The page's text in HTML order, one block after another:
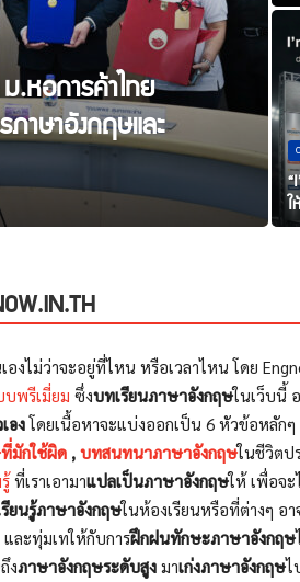
.หอการค้าไทย
าษาอังกฤษและ
องไม่ว่าจะอยู่ที่ไหน หรือเวลาไหน โดย
พรีเมี่ยม ซึ่งบทเรียนภาษาอังกฤษในเว็บนี้
อง โดยเนื้อหาจะแบ่งออกเป็น 6 หัวข้อหลักๆ
มักใช้ผิด , บทสนทนาภาษาอังกฤษในชีวิตป
ที่เราเอามาแปลเป็นภาษาอังกฤษให้ เพื่อจ
รียนรู้ภาษาอังกฤษในห้องเรียนหรือที่ต่างๆ อ
ละทุ่มเทให้กับการฝึกฝนทักษะภาษาอังกฤษ
งภาษาอังกฤษระดับสูง มาเก่งภาษาอังกฤษไ